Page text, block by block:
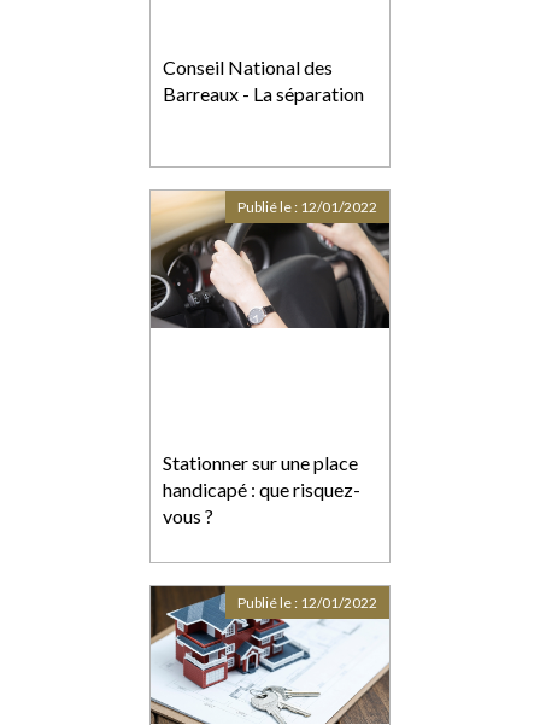
Conseil National des
Barreaux - La séparation
Stationner sur une place
handicapé : que risquez-
vous ?
Publié le : 12/01/2022
Publié le : 12/01/2022